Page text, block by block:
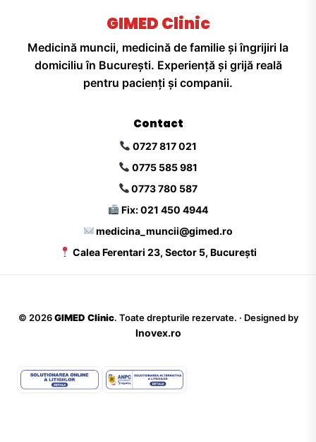
GIMED Clinic
Medicină muncii, medicină de familie și îngrijiri la
domiciliu în București. Experiență și grijă reală
pentru pacienți și companii.
Contact
0727 817 021
0775 585 981
0773 780 587
Fix: 021 450 4944
medicina_muncii@gimed.ro
Calea Ferentari 23, Sector 5, București
© 2026 GIMED Clinic. Toate drepturile rezervate. · Designed by
Inovex.ro